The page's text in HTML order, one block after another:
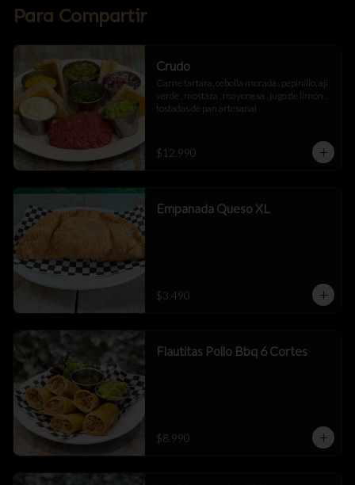
Para Compartir
Crudo
Carne tartara, cebolla morada , pepinillo, aji
verde , mostaza , mayonesa , jugo de limón ,
tostadas de pan artesanal
$12.990
Empanada Queso XL
$3.490
Flautitas Pollo Bbq 6 Cortes
$8.990